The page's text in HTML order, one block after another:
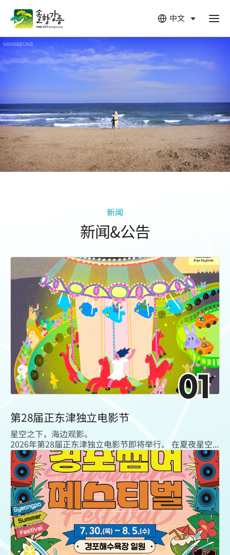
中文
열
림
新闻
新闻&公告
01
第28届正东津独立电影节
星空之下，海边观影。
2026年第28届正东津独立电影节即将举行。 在夏夜星空...